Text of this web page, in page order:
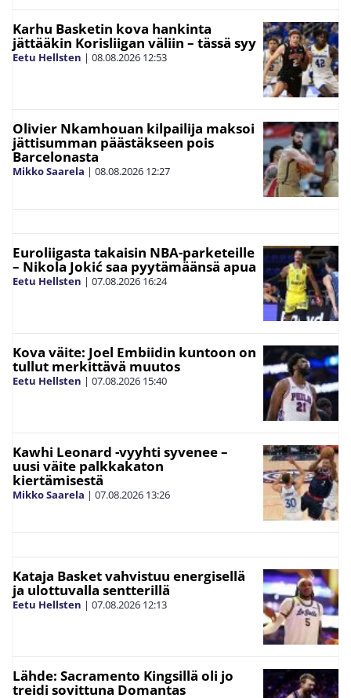
Karhu Basketin kova hankinta
jättääkin Korisliigan väliin – tässä syy
Eetu Hellsten | 08.08.2026 12:53
Olivier Nkamhouan kilpailija maksoi
jättisumman päästäkseen pois
Barcelonasta
Mikko Saarela | 08.08.2026 12:27
Euroliigasta takaisin NBA-parketeille
– Nikola Jokić saa pyytämäänsä apua
Eetu Hellsten | 07.08.2026 16:24
Kova väite: Joel Embiidin kuntoon on
tullut merkittävä muutos
Eetu Hellsten | 07.08.2026 15:40
Kawhi Leonard -vyyhti syvenee –
uusi väite palkkakaton
kiertämisestä
Mikko Saarela | 07.08.2026 13:26
Kataja Basket vahvistuu energisellä
ja ulottuvalla sentterillä
Eetu Hellsten | 07.08.2026 12:13
Lähde: Sacramento Kingsillä oli jo
treidi sovittuna Domantas